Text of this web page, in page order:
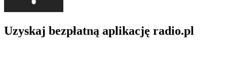
Uzyskaj bezpłatną aplikację radio.pl